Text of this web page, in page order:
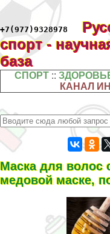
+7(977)9328978
спорт -
база
СПОРТ ::
КАНАЛ
Маска для
медовой маске,